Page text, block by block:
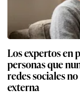
Los expertos en
personas que
redes sociales
externa